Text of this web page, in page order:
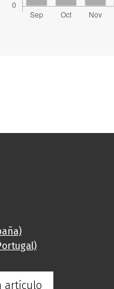
artículo